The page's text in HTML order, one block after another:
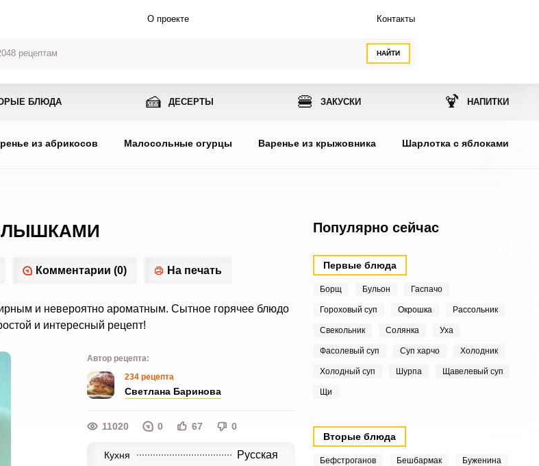
НАЙТИ
О проекте Контакты
БЛЮДА 🍰 ДЕСЕРТЫ 🍔 ЗАКУСКИ 🍹 НАПИТКИ
из абрикосов Малосольные огурцы Варенье из крыжовника Шарлотка с яблоками
Комментарии (0) На печать
и невероятно ароматным. Сытное горячее блюдо
и интересный рецепт!
Автор рецепта:
234 рецепта
Светлана Баринова
11020 0 67 0
Кухня Русская
Популярно сейчас
Первые блюда
Борщ Бульон Гаспачо
Гороховый суп Окрошка Рассольник
Свекольник Солянка Уха
Фасолевый суп Суп харчо Холодник
Холодный суп Шурпа Щавелевый суп
Щи
Вторые блюда
Бефстроганов Бешбармак Буженина